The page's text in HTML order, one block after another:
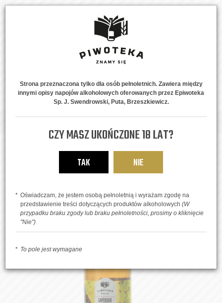
MENU 0
Strona przeznaczona tylko dla osób pełnoletnich. Zawiera między
innymi opisy napojów alkoholowych oferowanych przez Epiwoteka
Sp. J. Swendrowski, Puta, Brzeszkiewicz.
CZY MASZ UKOŃCZONE 18 LAT?
TAK NIE
Oświadczam, że jestem osobą pełnoletnią i wyrażam zgodę na
przedstawienie treści dotyczących produktów alkoholowych (W
przypadku braku zgody lub braku pełnoletności, prosimy o kliknięcie
"Nie")
To pole jest wymagane